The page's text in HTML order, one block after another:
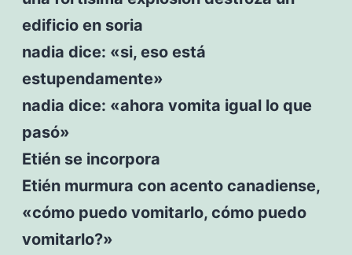
edificio en soria
nadia dice: «si, eso está
estupendamente»
nadia dice: «ahora vomita igual lo que
pasó»
Etién se incorpora
Etién murmura con acento canadiense,
«cómo puedo vomitarlo, cómo puedo
vomitarlo?»